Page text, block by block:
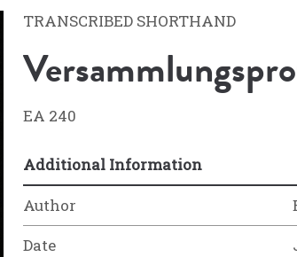
TRANSCRIBED SHORTHAND
EA 240
Additional Information
Author
Date